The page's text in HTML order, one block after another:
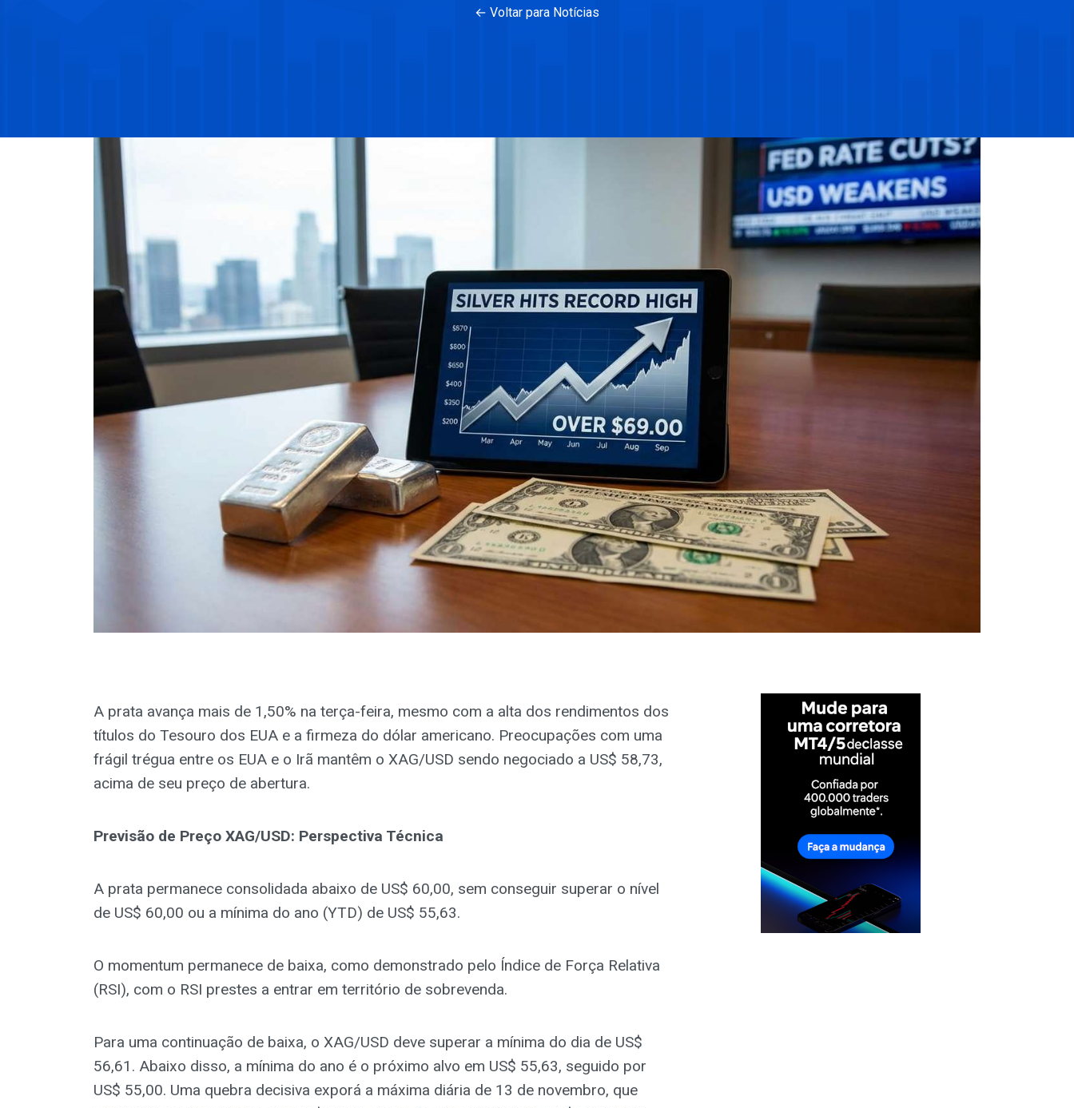
← Voltar para Notícias
A prata avança mais de 1,50% na terça-feira, mesmo com a alta dos rendimentos dos
títulos do Tesouro dos EUA e a firmeza do dólar americano. Preocupações com uma
frágil trégua entre os EUA e o Irã mantêm o XAG/USD sendo negociado a US$ 58,73,
acima de seu preço de abertura.
Previsão de Preço XAG/USD: Perspectiva Técnica
A prata permanece consolidada abaixo de US$ 60,00, sem conseguir superar o nível
de US$ 60,00 ou a mínima do ano (YTD) de US$ 55,63.
O momentum permanece de baixa, como demonstrado pelo Índice de Força Relativa
(RSI), com o RSI prestes a entrar em território de sobrevenda.
Para uma continuação de baixa, o XAG/USD deve superar a mínima do dia de US$
56,61. Abaixo disso, a mínima do ano é o próximo alvo em US$ 55,63, seguido por
US$ 55,00. Uma quebra decisiva exporá a máxima diária de 13 de novembro, que